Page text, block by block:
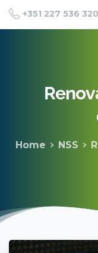
+351 227 536 320
Home NSS